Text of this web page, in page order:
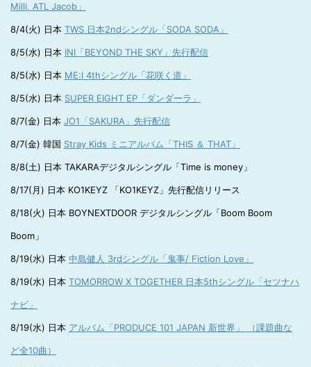
Milli, ATL Jacob」
8/4(火) 日本 TWS 日本2ndシングル「SODA SODA」
8/5(水) 日本 INI「BEYOND THE SKY」先行配信
8/5(水) 日本 ME:I 4thシングル「花咲く道」
8/5(水) 日本 SUPER EIGHT EP「ダンダーラ」
8/7(金) 日本 JO1「SAKURA」先行配信
8/7(金) 韓国 Stray Kids ミニアルバム「THIS ＆ THAT」
8/8(土) 日本 TAKARAデジタルシングル「Time is money」
8/17(月) 日本 KO1KEYZ 「KO1KEYZ」先行配信リリース
8/18(火) 日本 BOYNEXTDOOR デジタルシングル「Boom Boom
Boom」
8/19(水) 日本 中島健人 3rdシングル「鬼事/ Fiction Love」
8/19(水) 日本 TOMORROW X TOGETHER 日本5thシングル「セツナハ
ナビ」
8/19(水) 日本 アルバム「PRODUCE 101 JAPAN 新世界」 （課題曲な
ど全10曲）